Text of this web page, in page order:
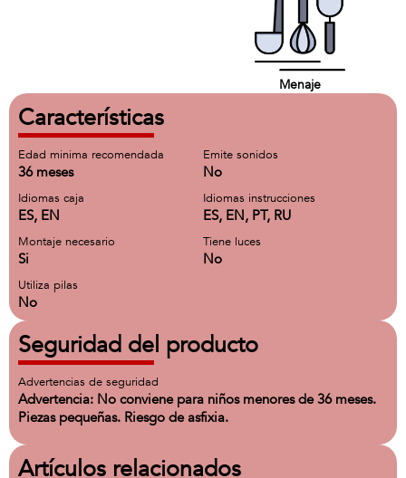
Menaje
Características
Edad minima recomendada
36 meses
Emite sonidos
No
Idiomas caja
ES, EN
Idiomas instrucciones
ES, EN, PT, RU
Montaje necesario
Si
Tiene luces
No
Utiliza pilas
No
Seguridad del producto
Advertencias de seguridad
Advertencia: No conviene para niños menores de 36 meses.
Piezas pequeñas. Riesgo de asfixia.
Artículos relacionados